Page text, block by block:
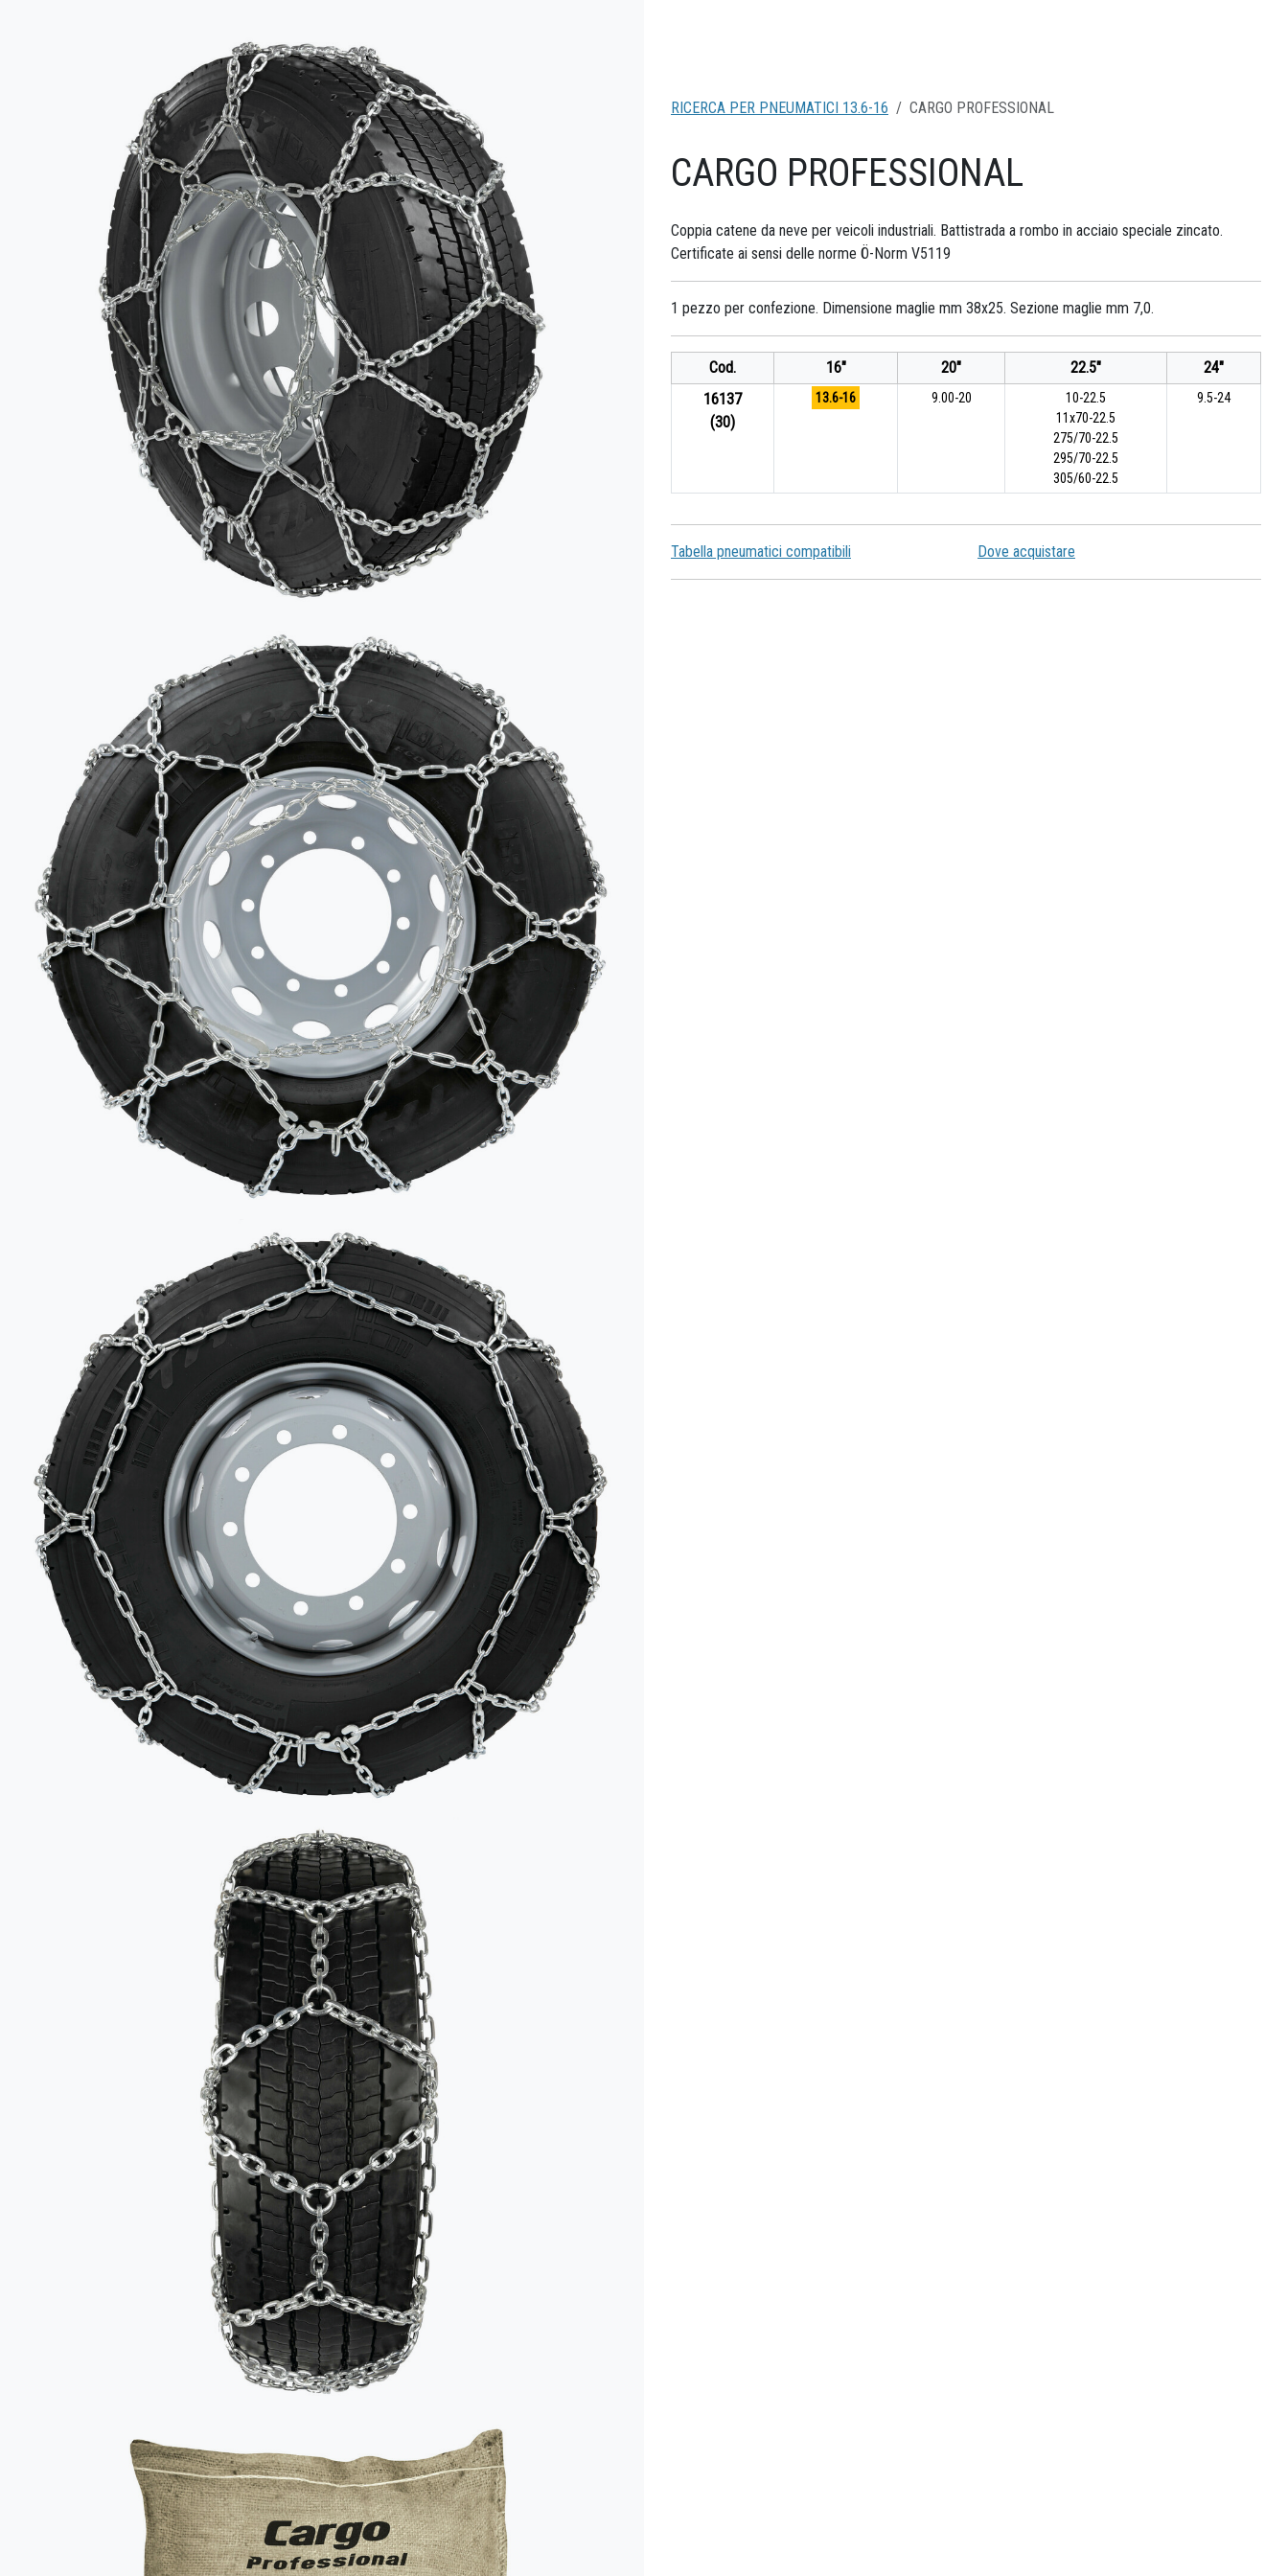
RICERCA PER PNEUMATICI 13.6-16 CARGO PROFESSIONAL
CARGO PROFESSIONAL
Coppia catene da neve per veicoli industriali. Battistrada a rombo in acciaio speciale zincato.
Certificate ai sensi delle norme Ö-Norm V5119
1 pezzo per confezione. Dimensione maglie mm 38x25. Sezione maglie mm 7,0.
Cod. 16" 20" 22.5"
24"
16137
(30)
13.6-16 9.00-20
10-22.5
11x70-22.5
275/70-22.5
295/70-22.5
305/60-22.5
9.5-24
Tabella pneumatici compatibili Dove acquistare